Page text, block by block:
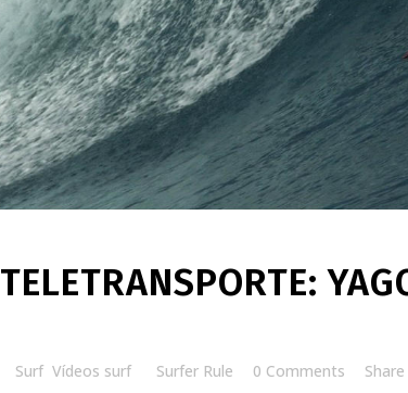
TELETRANSPORTE:
Surf Vídeos surf Surfer Rule 0 Comments Share